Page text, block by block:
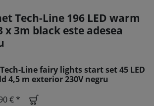
Tech-Line 196 LED warm
x 3m black este adesea
Line fairy lights start set 45 LED
4,5 m exterior 230V negru
€ *